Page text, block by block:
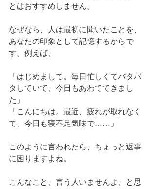
とはおすすめしません。
なぜなら、人は最初に聞いたことを、
あなたの印象として記憶するからで
す。例えば、
「はじめまして。毎日忙しくてバタバ
タしていて、今日もあわててきまし
た」
「こんにちは。最近、疲れが取れなく
て、今日も寝不足気味で……」
このように言われたら、ちょっと返事
に困りますよね。
こんなこと、言う人いませんよ、と思